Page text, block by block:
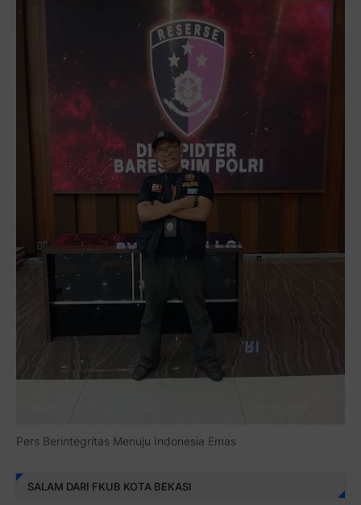
Pers Berintegritas Menuju Indonesia Emas
SALAM DARI FKUB KOTA BEKASI